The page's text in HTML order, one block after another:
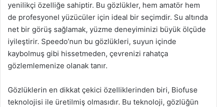
yenilikçi özelliğe sahiptir. Bu gözlükler, hem amatör hem
de profesyonel yüzücüler için ideal bir seçimdir. Su altında
net bir görüş sağlamak, yüzme deneyiminizi büyük ölçüde
iyileştirir. Speedo’nun bu gözlükleri, suyun içinde
kaybolmuş gibi hissetmeden, çevrenizi rahatça
gözlemlemenize olanak tanır.
Gözlüklerin en dikkat çekici özelliklerinden biri, Biofuse
teknolojisi ile üretilmiş olmasıdır. Bu teknoloji, gözlüğün